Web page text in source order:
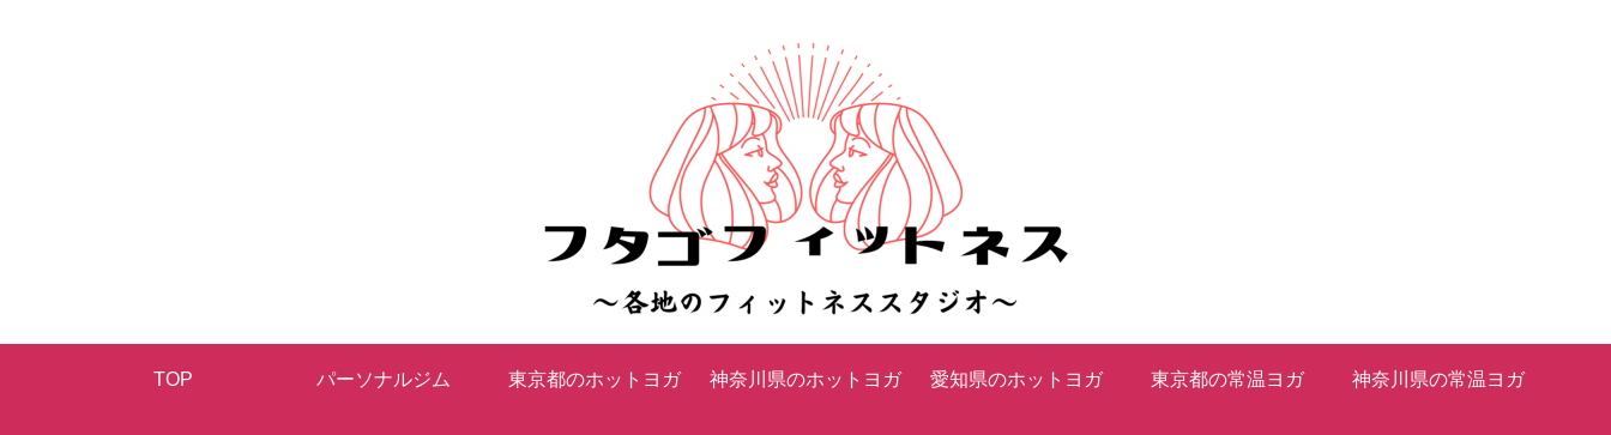
TOP パーソナルジム 東京都のホットヨガ 神奈川県のホットヨガ 愛知県のホットヨガ 東京都の常温ヨガ 神奈川県の常温ヨガ